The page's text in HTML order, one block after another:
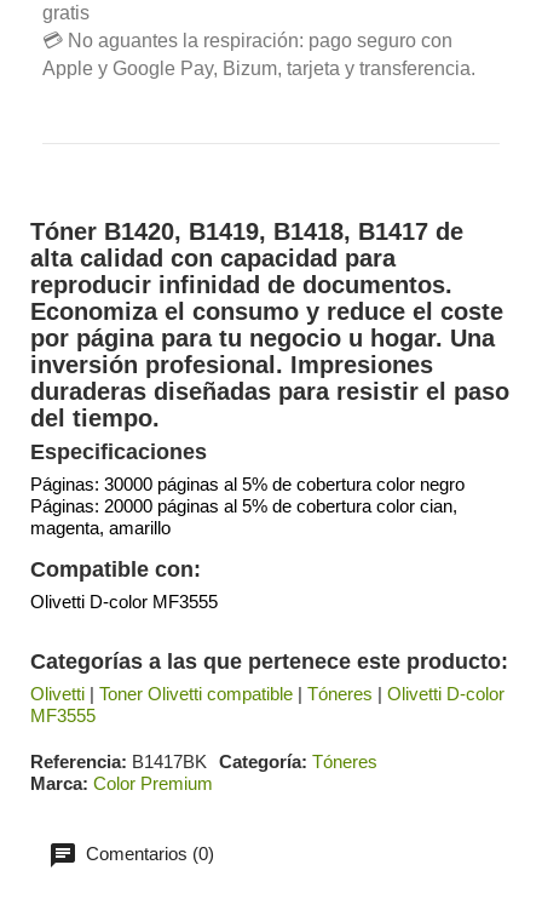
gratis
💳 No aguantes la respiración: pago seguro con
Apple y Google Pay, Bizum, tarjeta y transferencia.
Tóner B1420, B1419, B1418, B1417 de
alta calidad con capacidad para
reproducir infinidad de documentos.
Economiza el consumo y reduce el coste
por página para tu negocio u hogar. Una
inversión profesional. Impresiones
duraderas diseñadas para resistir el paso
del tiempo.
Especificaciones
Páginas: 30000 páginas al 5% de cobertura color negro
Páginas: 20000 páginas al 5% de cobertura color cian,
magenta, amarillo
Compatible con:
Olivetti D-color MF3555
Categorías a las que pertenece este producto:
Olivetti | Toner Olivetti compatible | Tóneres | Olivetti D-color
MF3555
Referencia B1417BK Categoría Tóneres
Marca Color Premium
Comentarios (0)